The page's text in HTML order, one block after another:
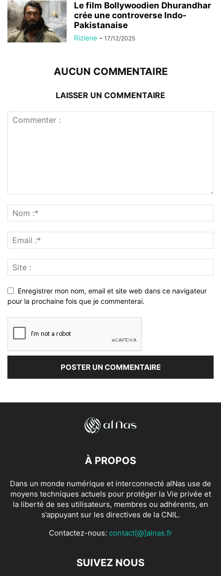
Le film Bollywoodien Dhurandhar
crée une controverse Indo-
Pakistanaise
Rizlene - 17/12/2025
AUCUN COMMENTAIRE
LAISSER UN COMMENTAIRE
Enregistrer mon nom, email et site web dans ce navigateur
pour la prochaine fois que je commenterai.
À PROPOS
Dans un monde numérique et interconnecté alNas use de
moyens techniques actuels pour protéger la Vie privée et
la liberté de ses utilisateurs, membres ou adhérents, en
s’appuyant sur les directives de la CNIL.
Contactez-nous: contact[@]alnas.fr
SUIVEZ NOUS